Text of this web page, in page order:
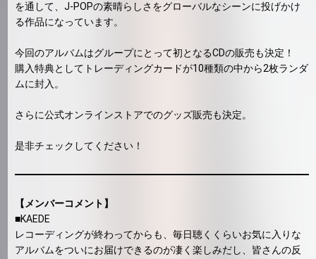
を通して、J-POPの素晴らしさをグローバルなシーンに投げかけ
る作品になっています。
今回のアルバムはグループにとって初となるCDの販売も決定！
購入特典としてトレーディングカードが10種類の中から2枚ランダ
ムに封入。
さらに公式オンラインストアでのグッズ販売も決定。
是非チェックしてください！
【メンバーコメント】
■KAEDE
レコーディングが終わってからも、毎日聴くくらいお気に入りな
アルバムをついにお届けできるのが凄く楽しみだし、皆さんの反